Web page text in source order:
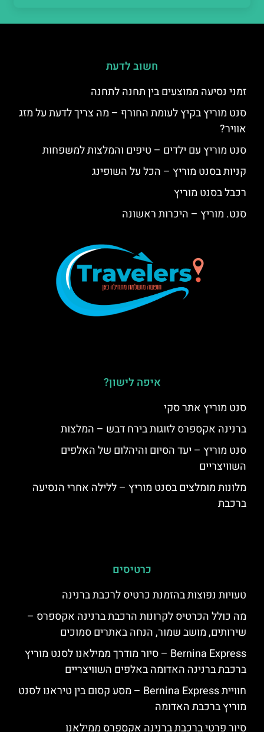
חשוב לדעת
זמני נסיעה ממוצעים בין תחנה לתחנה
סנט מוריץ בקיץ לעומת החורף – מה צריך לדעת על מזג
אוויר?
סנט מוריץ עם ילדים – טיפים והמלצות למשפחות
קניות בסנט מוריץ – הכל על השופינג
רכבל בסנט מוריץ
סנט. מוריץ – היכרות ראשונה
איפה לישון?
סנט מוריץ אתר סקי
ברנינה אקספרס לזוגות בירח דבש – המלצות
סנט מוריץ – יעד הסיום והיהלום של האלפים
השוויצריים
מלונות מומלצים בסנט מוריץ – ללילה אחרי הנסיעה
ברכבת
כרטיסים
טעויות נפוצות בהזמנת כרטיס לרכבת ברנינה
מה כולל הכרטיס לקרונות הרכבת ברנינה אקספרס –
שירותים, מושב שמור, הנחה באתרים סמוכים
Bernina Express – סיור מודרך ממילאנו לסנט מוריץ
ברכבת ברנינה האדומה באלפים השוויצריים
חוויית Bernina Express – מסע קסום בין טיראנו לסנט
מוריץ ברכבת האדומה
סיור פרטי ברכבת ברנינה אקספרס ממילאנו